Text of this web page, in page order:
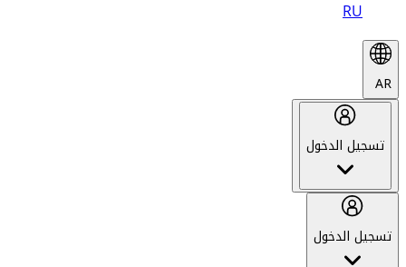
RU
AR
تسجيل الدخول
تسجيل الدخول